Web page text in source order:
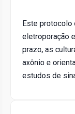
Este
eletroporação
prazo, as
axônio e
estudos de